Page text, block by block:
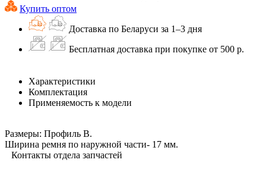
Купить оптом
Доставка по Беларуси за 1–3 дня
Бесплатная доставка при покупке от 500 р.
Характеристики
Комплектация
Применяемость к модели
Размеры: Профиль В.
Ширина ремня по наружной части- 17 мм.
Контакты отдела запчастей